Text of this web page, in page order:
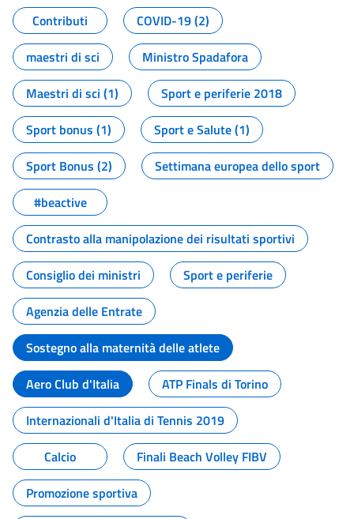
Contributi
COVID-19 (2)
maestri di sci
Ministro Spadafora
Maestri di sci (1)
Sport e periferie 2018
Sport bonus (1)
Sport e Salute (1)
Sport Bonus (2)
Settimana europea dello sport
#beactive
Contrasto alla manipolazione dei risultati sportivi
Consiglio dei ministri
Sport e periferie
Agenzia delle Entrate
Sostegno alla maternità delle atlete
Aero Club d'Italia
ATP Finals di Torino
Internazionali d'Italia di Tennis 2019
Calcio
Finali Beach Volley FIBV
Promozione sportiva